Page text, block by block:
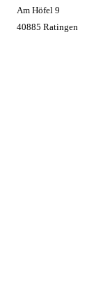
Am Höfel 9
40885 Ratingen